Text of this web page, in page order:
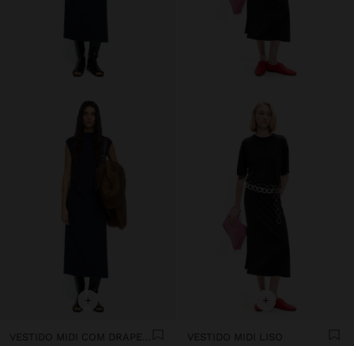
+ +
VESTIDO MIDI LISO